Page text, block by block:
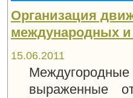
Организация
международных и
15.06.2011
выраженные